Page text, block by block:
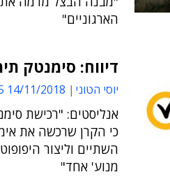
הארגוניים"
דיווח: סימנטק
יוסי הטוני 14/11/2018 10:35
אנליסטים: "רכישת
כי הקרן שרכשה את
השתיים וליצור
מנוע' אחד"